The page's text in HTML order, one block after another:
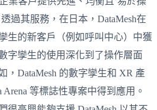
過其服務，在日本，DataMesh在
生的新客戶（例如呼叫中心）中獲
字孿生的使用深化到了操作層面
，DataMesh 的數字孿生和 XR 產
Arena 等標誌性專案中得到應用。